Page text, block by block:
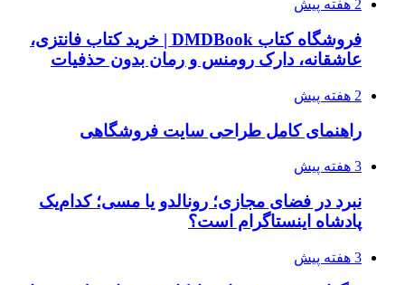
2 هفته پیش
فروشگاه کتاب DMDBook | خرید کتاب فانتزی،
عاشقانه، دارک رومنس و رمان بدون حذفیات
2 هفته پیش
راهنمای کامل طراحی سایت فروشگاهی
3 هفته پیش
نبرد در فضای مجازی؛ رونالدو یا مسی؛ کدام‌یک
پادشاه اینستاگرام است؟
3 هفته پیش